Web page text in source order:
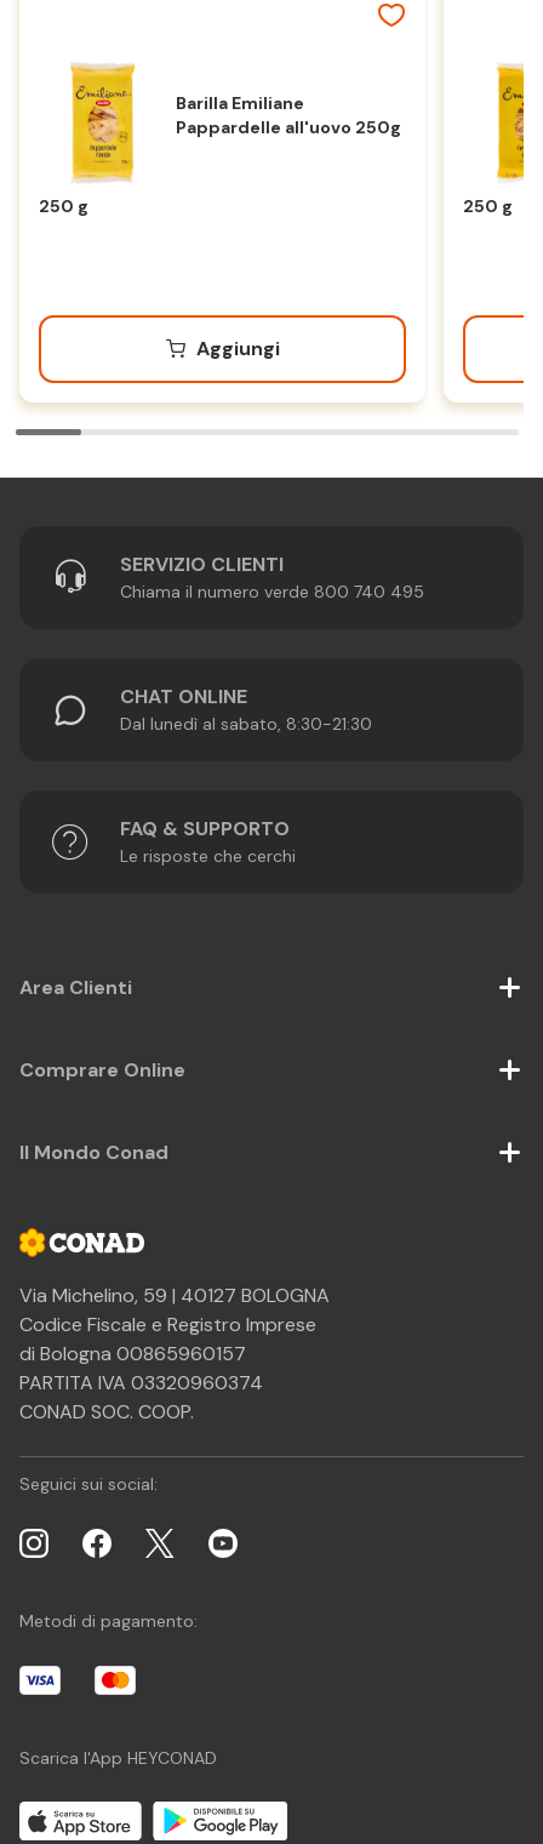
Barilla Emiliane
Pappardelle all'uovo 250g
250 g
Aggiungi
250 g
SERVIZIO CLIENTI
Chiama il numero verde 800 740 495
CHAT ONLINE
Dal lunedì al sabato, 8:30-21:30
FAQ & SUPPORTO
Le risposte che cerchi
Via Michelino, 59 | 40127 BOLOGNA
Codice Fiscale e Registro Imprese
di Bologna 00865960157
PARTITA IVA 03320960374
CONAD SOC. COOP.
Area Clienti
Comprare Online
Il Mondo Conad
Seguici sui social:
Metodi di pagamento:
Scarica l'App HEYCONAD